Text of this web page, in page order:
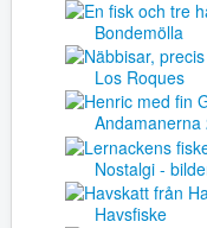
Bondemölla
Los Roques
Andamanerna
Nostalgi -
Havsfiske